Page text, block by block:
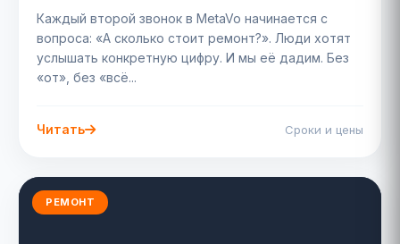
Каждый второй звонок в MetaVo начинается с
вопроса: «А сколько стоит ремонт?». Люди хотят
услышать конкретную цифру. И мы её дадим. Без
«от», без «всё...
Читать Сроки и цены
РЕМОНТ